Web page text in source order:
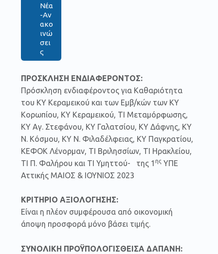
Νέα
-Αν
ακο
ινώ
σει
ς
ΠΡΟΣΚΛΗΣΗ ΕΝΔΙΑΦΕΡΟΝΤΟΣ:
Πρόσκληση ενδιαφέροντος για Καθαριότητα
του ΚΥ Κεραμεικού και των Εμβ/κών των ΚΥ
Κορωπίου, ΚΥ Κεραμεικού, ΤΙ Μεταμόρφωσης,
ΚΥ Αγ. Στεφάνου, ΚΥ Γαλατσίου, ΚΥ Δάφνης, ΚΥ
Ν. Κόσμου, ΚΥ Ν. Φιλαδέλφειας, ΚΥ Παγκρατίου,
ΚΕΦΟΚ Λένορμαν, ΤΙ Βριλησσίων, ΤΙ Ηρακλείου,
ΤΙ Π. Φαλήρου και ΤΙ Υμηττού- της 1 ηςΥΠΕ
Αττικής ΜΑΙΟΣ & ΙΟΥΝΙΟΣ 2023
ΚΡΙΤΗΡΙΟ ΑΞΙΟΛΟΓΗΣΗΣ:
Είναι η πλέον συμφέρουσα από οικονομική
άποψη προσφορά μόνο βάσει τιμής.
ΣΥΝΟΛΙΚΗ ΠΡΟΫΠΟΛΟΓΙΣΘΕΙΣΑ ΔΑΠΑΝΗ: